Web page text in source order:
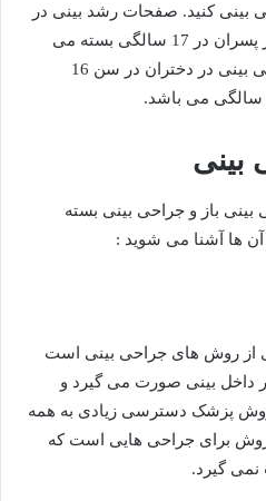
بینی کنید. صفحات رشد بینی در
دختران در سن 15 سالگی و در پسران در 17 سالگی بسته می
شود و بهترین زمان برای جراحی بینی در دختران در سن 16
باز و جراحی بینی بسته
ها آشنا می شوید :
از روش های جراحی بینی است
داخل بینی صورت می گیرد و
پزشک دسترسی زیادی به همه
برای جراحی هایی است که
نمی گیرد.